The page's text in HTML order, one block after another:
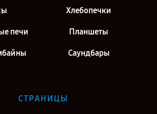
Хлебопечки
печи Планшеты
Саундбары
СТРАНИЦЫ